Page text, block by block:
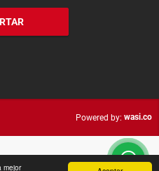
mejor
Powered by: wasi.co